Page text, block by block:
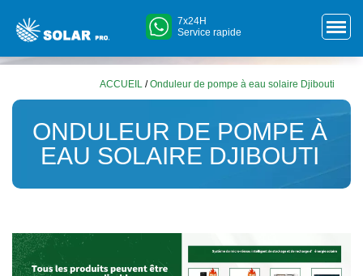
7x24H
Service rapide
ACCUEIL /Onduleur de pompe à eau solaire Djibouti
ONDULEUR DE POMPE À
EAU SOLAIRE DJIBOUTI